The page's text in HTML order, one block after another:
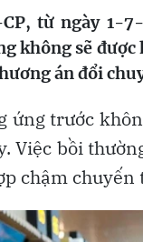
từ ngày 1-
không sẽ
án đổi
ứng trước
Việc bồi
chậm